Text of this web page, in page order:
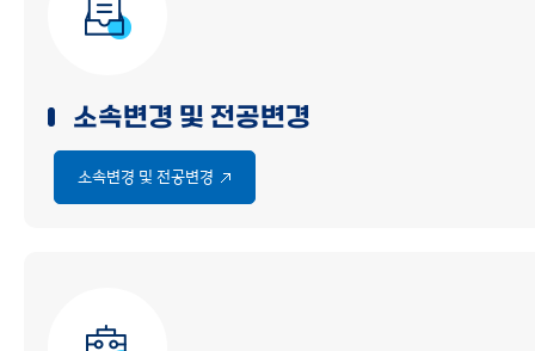
소속변경 및 전공변경
소속변경 및 전공변경